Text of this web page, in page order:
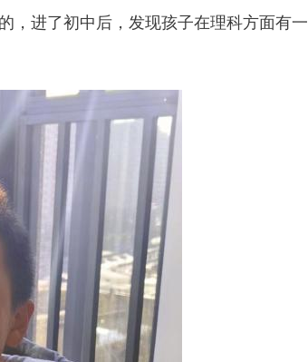
，进了初中后，发现孩子在理科方面有一